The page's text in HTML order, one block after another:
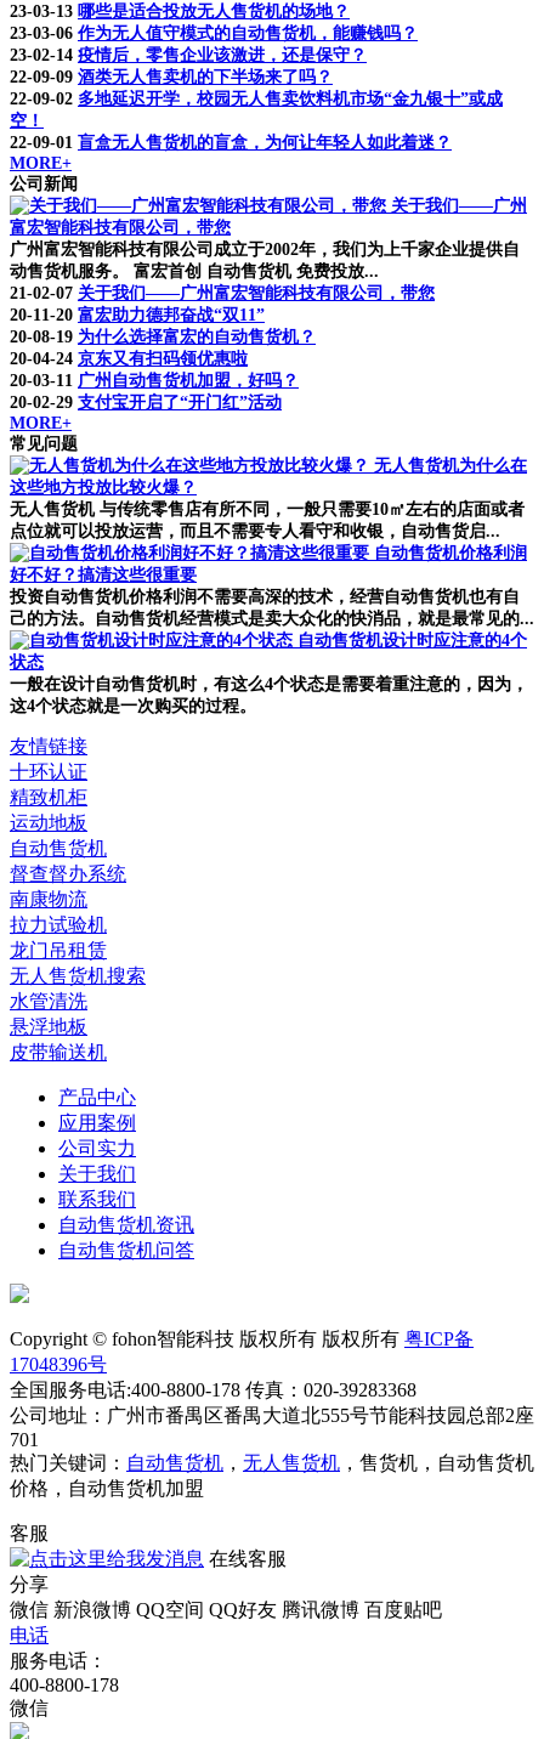
23-03-13 哪些是适合投放无人售货机的场地？
23-03-06 作为无人值守模式的自动售货机，能赚钱吗？
23-02-14 疫情后，零售企业该激进，还是保守？
22-09-09 酒类无人售卖机的下半场来了吗？
22-09-02 多地延迟开学，校园无人售卖饮料机市场“金九银十”或成
空！
22-09-01 盲盒无人售货机的盲盒，为何让年轻人如此着迷？
MORE+
公司新闻
关于我们——广州
富宏智能科技有限公司，带您
广州富宏智能科技有限公司成立于2002年，我们为上千家企业提供自
动售货机服务。 富宏首创 自动售货机 免费投放...
21-02-07 关于我们——广州富宏智能科技有限公司，带您
20-11-20 富宏助力德邦奋战“双11”
20-08-19 为什么选择富宏的自动售货机？
20-04-24 京东又有扫码领优惠啦
20-03-11 广州自动售货机加盟，好吗？
20-02-29 支付宝开启了“开门红”活动
MORE+
常见问题
无人售货机为什么在
这些地方投放比较火爆？
无人售货机 与传统零售店有所不同，一般只需要10㎡左右的店面或者
点位就可以投放运营，而且不需要专人看守和收银，自动售货启...
自动售货机价格利润
好不好？搞清这些很重要
投资自动售货机价格利润不需要高深的技术，经营自动售货机也有自
己的方法。自动售货机经营模式是卖大众化的快消品，就是最常见的...
自动售货机设计时应注意的4个
状态
一般在设计自动售货机时，有这么4个状态是需要着重注意的，因为，
这4个状态就是一次购买的过程。
友情链接
十环认证
精致机柜
运动地板
自动售货机
督查督办系统
南康物流
拉力试验机
龙门吊租赁
无人售货机搜索
水管清洗
悬浮地板
皮带输送机
产品中心
应用案例
公司实力
关于我们
联系我们
自动售货机资讯
自动售货机问答
Copyright © fohon智能科技 版权所有 版权所有 粤ICP备
17048396号
全国服务电话:400-8800-178 传真：020-39283368
公司地址：广州市番禺区番禺大道北555号节能科技园总部2座
701
热门关键词： 自动售货机 ， 无人售货机 ，售货机，自动售货机
价格，自动售货机加盟
客服
在线客服
分享
微信 新浪微博 QQ空间 QQ好友 腾讯微博 百度贴吧
电话
服务电话：
400-8800-178
微信